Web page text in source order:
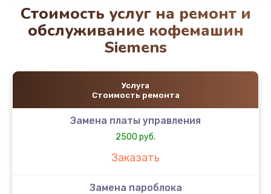
Стоимость услуг на ремонт и
обслуживание кофемашин
Siemens
Услуга
Стоимость ремонта
Замена платы управления
2500 руб.
Заказать
Замена пароблока